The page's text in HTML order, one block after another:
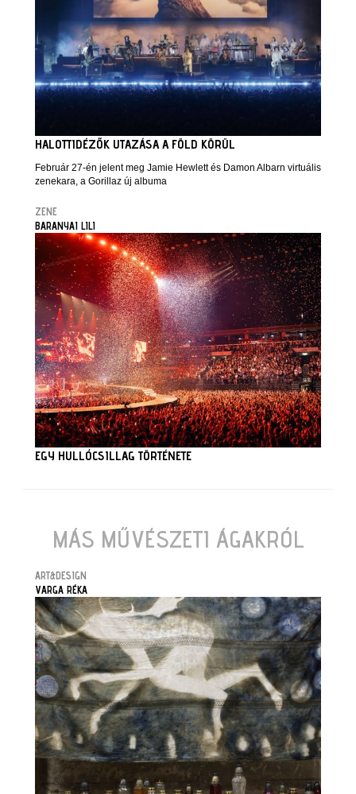
HALOTTIDÉZŐK UTAZÁSA A FÖLD KÖRÜL
Február 27-én jelent meg Jamie Hewlett és Damon Albarn virtuális
zenekara, a Gorillaz új albuma
ZENE
BARANYAI LILI
EGY HULLÓCSILLAG TÖRTÉNETE
MÁS MŰVÉSZETI ÁGAKRÓL
ART&DESIGN
VARGA RÉKA